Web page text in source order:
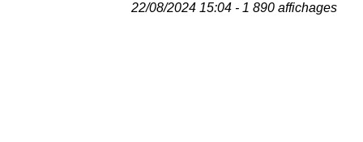
22/08/2024 15:04 - 1 890 affichages